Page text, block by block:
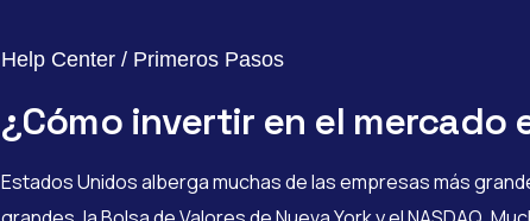
Help Center / Primeros Pasos
¿Cómo invertir en el mercado
Estados Unidos alberga muchas de las empresas más